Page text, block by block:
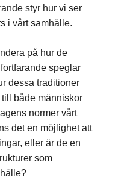
styr hur vi ser
i vårt samhälle.
på hur de
speglar
dessa traditioner
både människor
normer vårt
det en möjlighet att
eller är de en
som